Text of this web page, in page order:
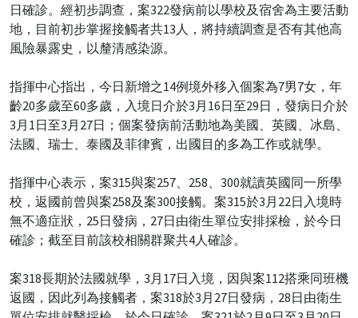
日確診。經初步調查，案322發病前以學校及宿舍為主要活動
地，目前初步掌握接觸者共13人，將持續調查是否有其他高
風險暴露史，以釐清感染源。
指揮中心指出，今日新增之14例境外移入個案為7男7女，年
齡20多歲至60多歲，入境日介於3月16日至29日，發病日介於
3月1日至3月27日；個案發病前活動地為美國、英國、冰島、
法國、瑞士、泰國及菲律賓，出國目的多為工作或就學。
指揮中心表示，案315與案257、258、300就讀英國同一所學
校，返國前曾與案258及案300接觸。案315於3月22日入境時
無不適症狀，25日發病，27日由衛生單位安排採檢，於今日
確診；截至目前該校相關群聚共4人確診。
案318長期於法國就學，3月17日入境，因與案112搭乘同班機
返國，因此列為接觸者，案318於3月27日發病，28日由衛生